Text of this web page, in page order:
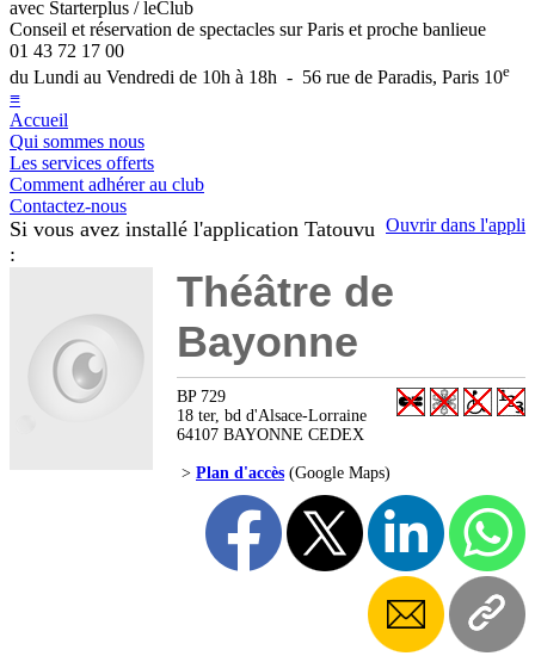
avec Starterplus / leClub
Conseil et réservation de spectacles sur Paris et proche banlieue
01 43 72 17 00
du Lundi au Vendredi de 10h à 18h - 56 rue de Paradis, Paris 10e
≡
Accueil
Qui sommes nous
Les services offerts
Comment adhérer au club
Contactez-nous
Ouvrir dans l'appli
Si vous avez installé l'application Tatouvu
:
Théâtre de
Bayonne
BP 729
18 ter, bd d'Alsace-Lorraine
64107 BAYONNE CEDEX
> Plan d'accès (Google Maps)